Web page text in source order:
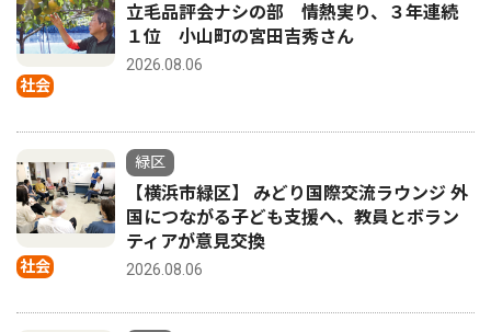
社会
立毛品評会ナシの部 情熱実り、３年連続
１位 小山町の宮田吉秀さん
2026.08.06
社会
緑区
【横浜市緑区】 みどり国際交流ラウンジ 外
国につながる子ども支援へ、教員とボラン
ティアが意見交換
2026.08.06